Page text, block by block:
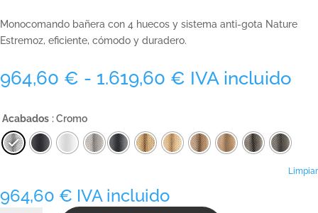
Monocomando bañera con 4 huecos y sistema anti-gota Nature
Estremoz, eficiente, cómodo y duradero.
964,60 € - 1.619,60 € Rango
desde
964,60 €
hasta
IVA incluido
Acabados : Cromo
Limpiar
964,60 € IVA incluido